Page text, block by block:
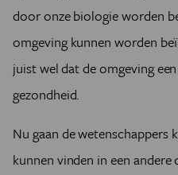
door onze biologie worden
omgeving kunnen worden
juist wel dat de omgeving
gezondheid.
Nu gaan de wetenschappers
kunnen vinden in een